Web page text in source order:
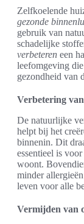
Zelfkoelende
gezonde
gebruik van
schadelijke
verbeteren een
leefomgeving
gezondheid van
Verbetering
De natuurlijke
helpt bij het
binnenin. Dit
essentieel is
woont.
minder
leven voor alle
Vermijden van